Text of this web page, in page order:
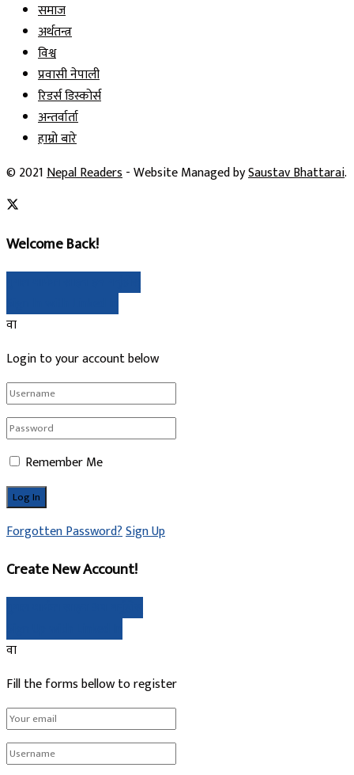
समाज
अर्थतन्त्र
विश्व
प्रवासी नेपाली
रिडर्स डिस्कोर्स
अन्तर्वार्ता
हाम्रो बारे
© 2021Nepal Readers- Website Managed bySaustav Bhattarai.
Welcome Back!
वा
Login to your account below
Remember Me
Forgotten Password?Sign Up
Create New Account!
वा
Fill the forms bellow to register